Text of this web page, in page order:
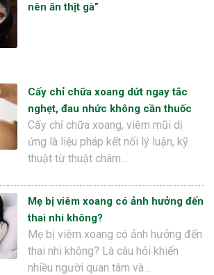
nên ăn thịt gà”
Cấy chỉ chữa xoang dứt ngay tắc
nghẹt, đau nhức không cần thuốc
Cấy chỉ chữa xoang, viêm mũi dị
ứng là liệu pháp kết nối lý luận, kỹ
thuật từ thuật châm…
Mẹ bị viêm xoang có ảnh hưởng đến
thai nhi không?
Mẹ bị viêm xoang có ảnh hưởng đến
thai nhi không? Là câu hỏi khiến
nhiều người quan tâm và…